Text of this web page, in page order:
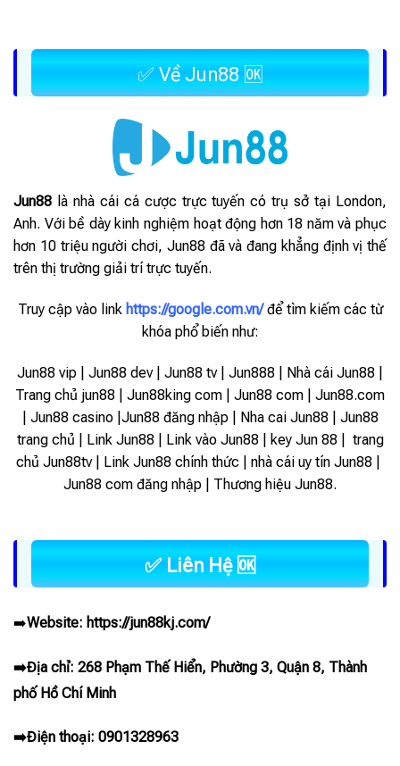
✅ Về Jun88 🆗
Jun88 là nhà cái cá cược trực tuyến có trụ sở tại London,
Anh. Với bề dày kinh nghiệm hoạt động hơn 18 năm và phục
hơn 10 triệu người chơi, Jun88 đã và đang khẳng định vị thế
trên thị trường giải trí trực tuyến.
Truy cập vào link https://google.com.vn/ để tìm kiếm các từ
khóa phổ biến như:
Jun88 vip | Jun88 dev | Jun88 tv | Jun888 | Nhà cái Jun88 |
Trang chủ jun88 | Jun88king com | Jun88 com | Jun88.com
| Jun88 casino |Jun88 đăng nhập | Nha cai Jun88 | Jun88
trang chủ | Link Jun88 | Link vào Jun88 |
key Jun 88 | trang
chủ Jun88tv | Link Jun88 chính thức | nhà cái uy tín Jun88 |
Jun88 com đăng nhập | Thương hiệu Jun88.
✅ Liên Hệ 🆗
➡️Website: https://jun88kj.com/
➡️Địa chỉ: 268 Phạm Thế Hiển, Phường 3, Quận 8, Thành
phố Hồ Chí Minh
➡️Điện thoại: 0901328963